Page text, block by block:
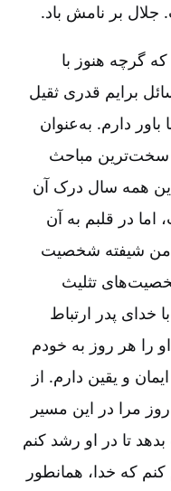
بر نامش باد.
گرچه هنوز با
برایم قدری ثقیل
دارم. به‌عنوان
سخت‌ترین مباحث
همه سال‌ درک آن
در قلبم به آن
من شیفته شخصیت
تثلیث
خدای پدر ارتباط
را هر روز به خودم
و یقین دارم. از
مرا در این مسیر
تا در او رشد کنم
کنم که خدا، همانطور